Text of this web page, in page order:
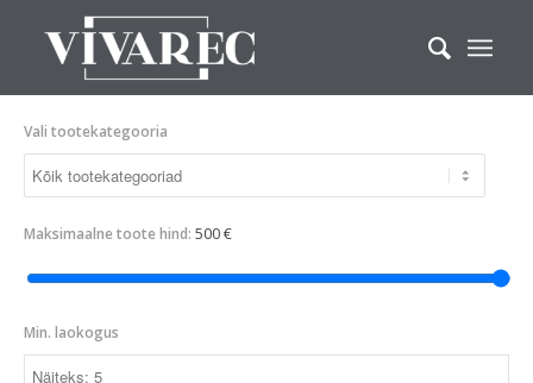
Vali tootekategooria
Maksimaalne toote hind: 500 €
Min. laokogus